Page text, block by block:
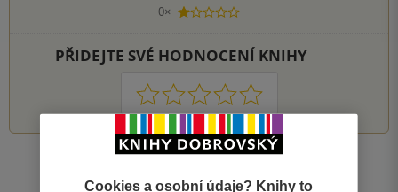
0×
1 hvezdička
PŘIDEJTE SVÉ HODNOCENÍ KNIHY
1 2 3 4 5
Cookies a osobní údaje? Knihy to